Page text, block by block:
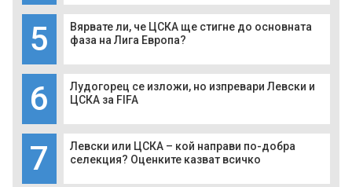
5
Вярвате ли, че ЦСКА ще стигне до основната
фаза на Лига Европа?
6
Лудогорец се изложи, но изпревари Левски и
ЦСКА за FIFA
7
Левски или ЦСКА – кой направи по-добра
селекция? Оценките казват всичко